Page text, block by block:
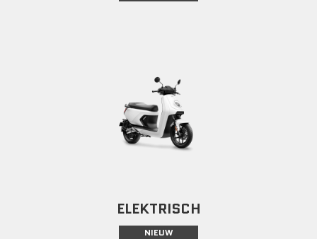
ELEKTRISCH
NIEUW